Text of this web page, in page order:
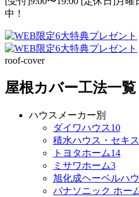
中！
roof-cover
屋根カバー工法一覧
ハウスメーカー別
ダイワハウス10
積水ハウス・セキ
トヨタホーム14
ミサワホーム3
旭化成ヘーベルハ
パナソニック ホー